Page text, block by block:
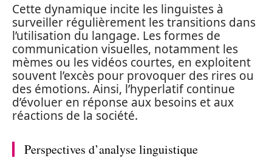
Cette dynamique incite les linguistes à
surveiller régulièrement les transitions dans
l’utilisation du langage. Les formes de
communication visuelles, notamment les
mèmes ou les vidéos courtes, en exploitent
souvent l’excès pour provoquer des rires ou
des émotions. Ainsi, l’hyperlatif continue
d’évoluer en réponse aux besoins et aux
réactions de la société.
Perspectives d’analyse linguistique